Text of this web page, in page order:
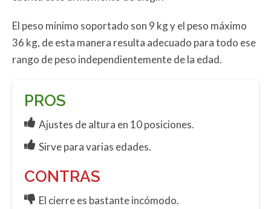
El peso mínimo soportado son 9 kg y el peso máximo
36 kg, de esta manera resulta adecuado para todo ese
rango de peso independientemente de la edad.
PROS
Ajustes de altura en 10 posiciones.
Sirve para varias edades.
CONTRAS
El cierre es bastante incómodo.